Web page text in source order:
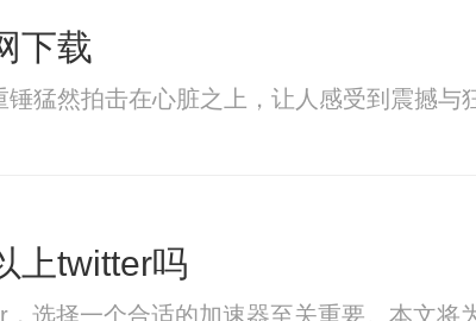
下载
猛然拍击在心脏之上，让人感受到震撼
上twitter吗
选择一个合适的加速器至关重要。本文